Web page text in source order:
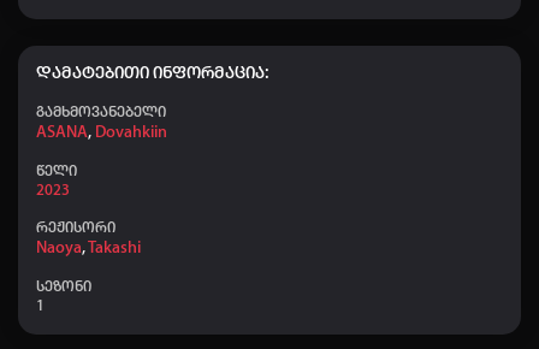
დამატებითი ინფორმაცია:
გამხმოვანებელი
ASANA, Dovahkiin
წელი
2023
რეჟისორი
Naoya, Takashi
სეზონი
1